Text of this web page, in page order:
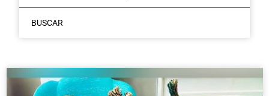
BUSCAR